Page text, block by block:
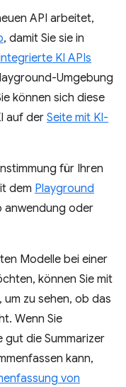
API arbeitet,
, damit Sie sie in
KI APIs
Umgebung
können sich diese
auf der Seite mit KI-
für Ihren
dem Playground
anwendung oder
Modelle bei einer
können Sie mit
zu sehen, ob das
Wenn Sie
gut die Summarizer
kann,
von